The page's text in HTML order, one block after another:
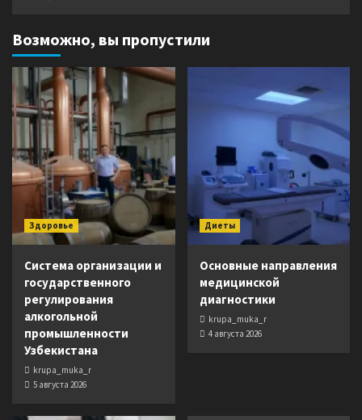
Возможно, вы пропустили
Здоровье
Система организации и
государственного
регулирования
алкогольной
промышленности
Узбекистана
krupa_muka_r
5 августа 2026
Диеты
Основные направления
медицинской
диагностики
krupa_muka_r
4 августа 2026